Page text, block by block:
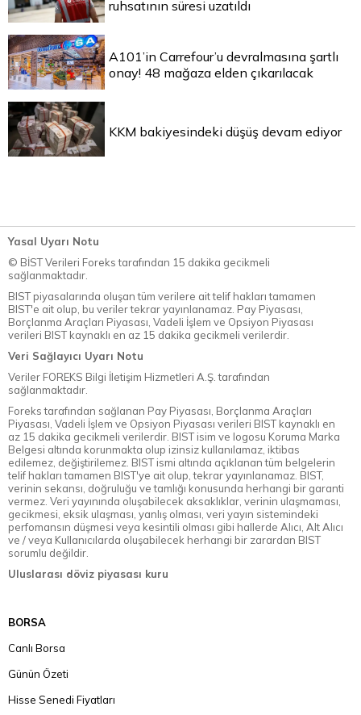
ruhsatının süresi uzatıldı
A101’in Carrefour’u devralmasına şartlı
onay! 48 mağaza elden çıkarılacak
KKM bakiyesindeki düşüş devam ediyor
Yasal Uyarı Notu
© BİST Verileri Foreks tarafından 15 dakika gecikmeli
sağlanmaktadır.
BIST piyasalarında oluşan tüm verilere ait telif hakları tamamen
BIST'e ait olup, bu veriler tekrar yayınlanamaz. Pay Piyasası,
Borçlanma Araçları Piyasası, Vadeli İşlem ve Opsiyon Piyasası
verileri BIST kaynaklı en az 15 dakika gecikmeli verilerdir.
Veri Sağlayıcı Uyarı Notu
Veriler FOREKS Bilgi İletişim Hizmetleri A.Ş. tarafından
sağlanmaktadır.
Foreks tarafından sağlanan Pay Piyasası, Borçlanma Araçları
Piyasası, Vadeli İşlem ve Opsiyon Piyasası verileri BIST kaynaklı en
az 15 dakika gecikmeli verilerdir. BIST isim ve logosu Koruma Marka
Belgesi altında korunmakta olup izinsiz kullanılamaz, iktibas
edilemez, değiştirilemez. BIST ismi altında açıklanan tüm belgelerin
telif hakları tamamen BIST'ye ait olup, tekrar yayınlanamaz. BIST,
verinin sekansı, doğruluğu ve tamlığı konusunda herhangi bir garanti
vermez. Veri yayınında oluşabilecek aksaklıklar, verinin ulaşmaması,
gecikmesi, eksik ulaşması, yanlış olması, veri yayın sistemindeki
perfomansın düşmesi veya kesintili olması gibi hallerde Alıcı, Alt Alıcı
ve / veya Kullanıcılarda oluşabilecek herhangi bir zarardan BIST
sorumlu değildir.
Uluslarası döviz piyasası kuru
BORSA
Canlı Borsa
Günün Özeti
Hisse Senedi Fiyatları